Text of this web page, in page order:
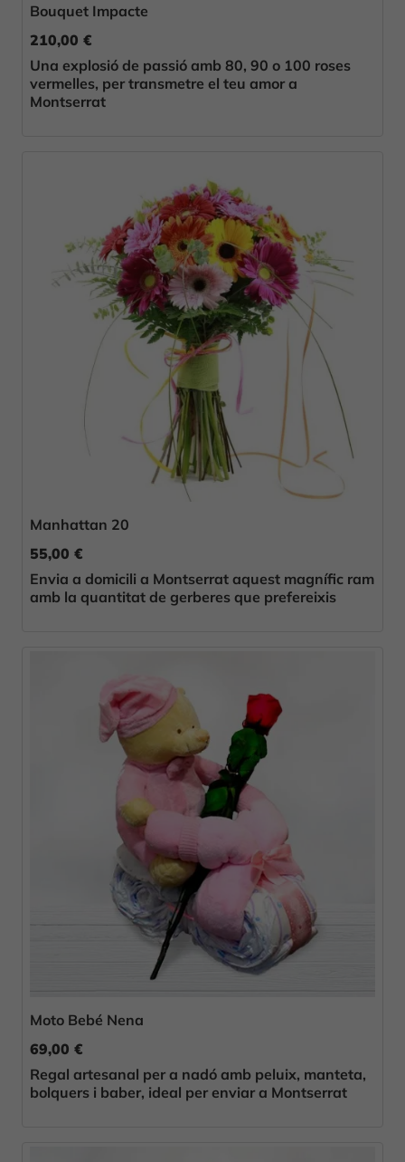
Bouquet Impacte
210,00 €
Una explosió de passió amb 80, 90 o 100 roses
vermelles, per transmetre el teu amor a
Montserrat
Manhattan 20
55,00 €
Envia a domicili a Montserrat aquest magnífic ram
amb la quantitat de gerberes que prefereixis
Moto Bebé Nena
69,00 €
Regal artesanal per a nadó amb peluix, manteta,
bolquers i baber, ideal per enviar a Montserrat